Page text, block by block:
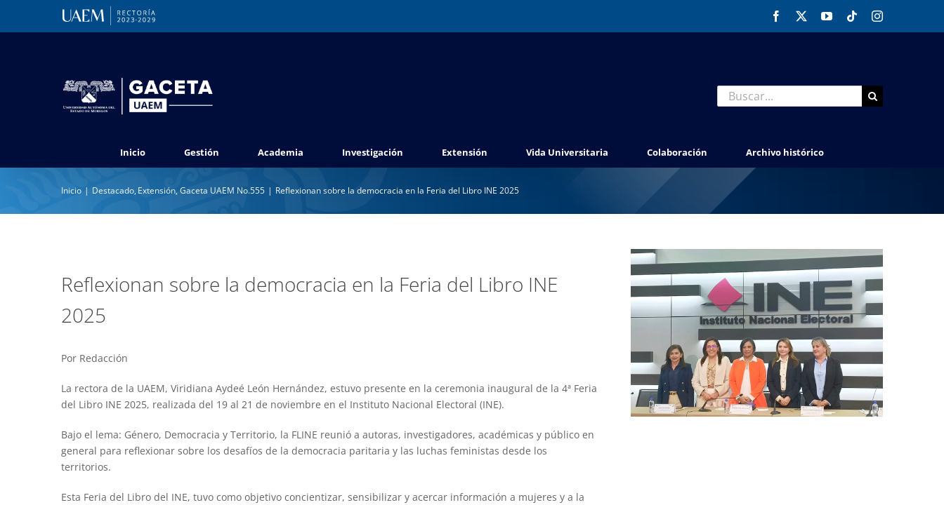
Facebook YouTubeTiktokInstagram
Buscar:
Inicio Gestión Academia Investigación Extensión Vida Universitaria Colaboración Archivo histórico
Inicio Destacado Extensión Gaceta UAEM No.555 Reflexionan sobre la democracia en la Feria del Libro INE 2025
Reflexionan sobre la democracia en la Feria del Libro INE
2025
Por Redacción
La rectora de la UAEM, Viridiana Aydeé León Hernández, estuvo presente en la ceremonia inaugural de la 4ª Feria
del Libro INE 2025, realizada del 19 al 21 de noviembre en el Instituto Nacional Electoral (INE).
Bajo el lema: Género, Democracia y Territorio, la FLINE reunió a autoras, investigadores, académicas y público en
general para reflexionar sobre los desafíos de la democracia paritaria y las luchas feministas desde los
territorios.
Esta Feria del Libro del INE, tuvo como objetivo concientizar, sensibilizar y acercar información a mujeres y a la